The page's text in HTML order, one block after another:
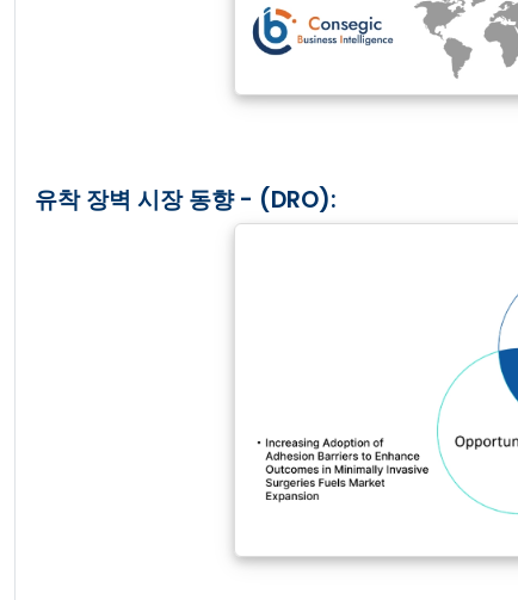
유착 장벽 시장 동향 - (DRO):